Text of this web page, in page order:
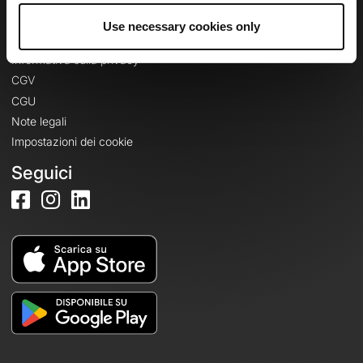
Use necessary cookies only
Informazioni legali
Informativa sulla privacy
CGV
CGU
Note legali
Impostazioni dei cookie
Seguici